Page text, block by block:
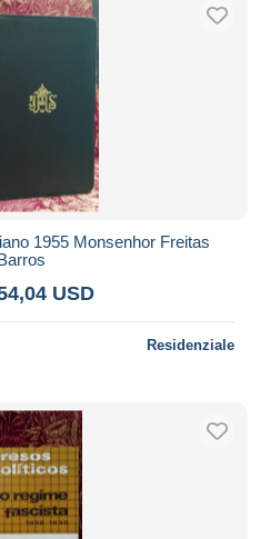
1955 Monsenhor Freitas
USD
Residenziale